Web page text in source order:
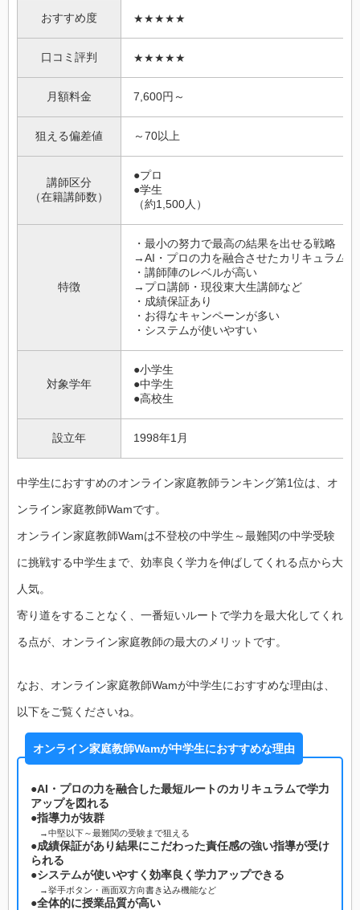
おすすめ度 ★★★★★
口コミ評判 ★★★★★
月額料金 7,600円～
狙える偏差値 ～70以上
講師区分
（在籍講師数）
●プロ
●学生
（約1,500人）
特徴
・最小の努力で最高の結果を出せる戦略
→AI・プロの力を融合させたカリキュラム
・講師陣のレベルが高い
→プロ講師・現役東大生講師など
・成績保証あり
・お得なキャンペーンが多い
・システムが使いやすい
対象学年
●小学生
●中学生
●高校生
設立年 1998年1月
中学生におすすめのオンライン家庭教師ランキング第1位は、オ
ンライン家庭教師Wamです。
オンライン家庭教師Wamは不登校の中学生～最難関の中学受験
に挑戦する中学生まで、効率良く学力を伸ばしてくれる点から大
人気。
寄り道をすることなく、一番短いルートで学力を最大化してくれ
る点が、オンライン家庭教師の最大のメリットです。
なお、オンライン家庭教師Wamが中学生におすすめな理由は、
以下をご覧くださいね。
オンライン家庭教師Wamが中学生におすすめな理由
●AI・プロの力を融合した最短ルートのカリキュラムで学力
アップを図れる
●指導力が抜群
→中堅以下～最難関の受験まで狙える
●成績保証があり結果にこだわった責任感の強い指導が受け
られる
●システムが使いやすく効率良く学力アップできる
→挙手ボタン・画面双方向書き込み機能など
●全体的に授業品質が高い